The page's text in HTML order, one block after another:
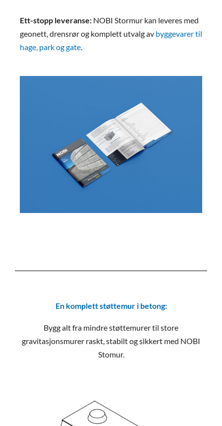
Ett-stopp leveranse: NOBI Stormur kan leveres med
geonett, drensrør og komplett utvalg av byggevarer til
hage, park og gate
En komplett støttemur i betong:
Bygg alt fra mindre støttemurer til store
gravitasjonsmurer raskt, stabilt og sikkert med NOBI
Stomur.